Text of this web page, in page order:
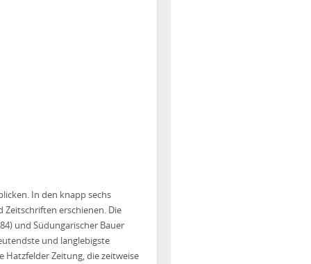
In den knapp sechs
Zeitschriften erschienen. Die
und Südungarischer Bauer
und langlebigste
Hatzfelder Zeitung, die zeitweise